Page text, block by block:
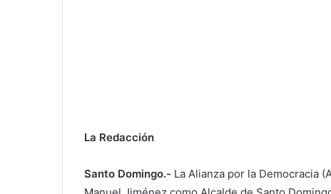
La Redacción
Santo Domingo.- La Alianza por la Democracia